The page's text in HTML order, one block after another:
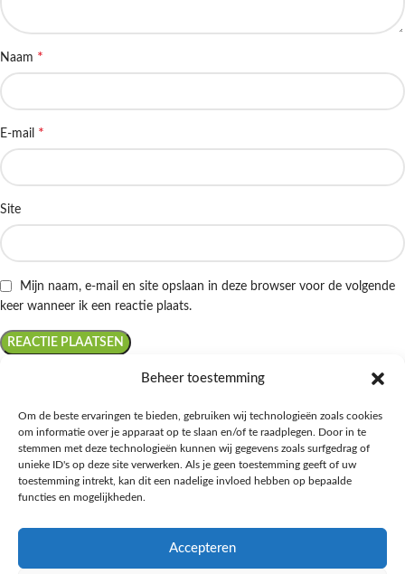
Beheer toestemming
Om de beste ervaringen te bieden, gebruiken wij technologieën zoals cookies
om informatie over je apparaat op te slaan en/of te raadplegen. Door in te
stemmen met deze technologieën kunnen wij gegevens zoals surfgedrag of
unieke ID's op deze site verwerken. Als je geen toestemming geeft of uw
toestemming intrekt, kan dit een nadelige invloed hebben op bepaalde
functies en mogelijkheden.
Accepteren
Naam *
E-mail *
Site
Mijn naam, e-mail en site opslaan in deze browser voor de volgende
keer wanneer ik een reactie plaats.
Ontdek de beste keto-vriendelijke keuzes van Albert Heijn, verrijk je
kennis met onze diepgaande blogs over het keto-dieet, en deel jouw
favoriete keto recepten in onze bruisende online gemeenschap!